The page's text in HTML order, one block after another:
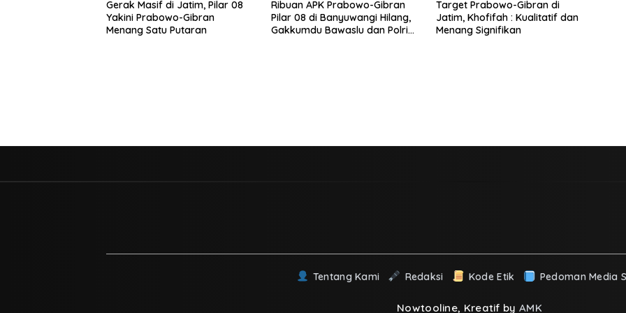
Gerak Masif di Jatim, Pilar 08
Yakini Prabowo-Gibran
Menang Satu Putaran
Ribuan APK Prabowo-Gibran
Pilar 08 di Banyuwangi Hilang,
Gakkumdu Bawaslu dan Polri
Target Prabowo-Gibran di
Jatim, Khofifah : Kualitatif dan
Menang Signifikan
Tentang Kami Redaksi Kode Etik Pedoman Media
Nowtooline, Kreatif by AMK